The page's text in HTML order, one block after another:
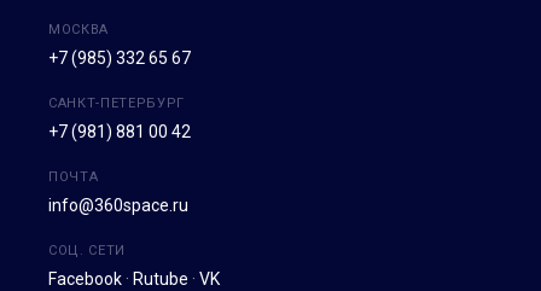
МОСКВА
+7 (985) 332 65 67
САНКТ-ПЕТЕРБУРГ
+7 (981) 881 00 42
ПОЧТА
info@360space.ru
СОЦ. СЕТИ
Facebook · Rutube · VK